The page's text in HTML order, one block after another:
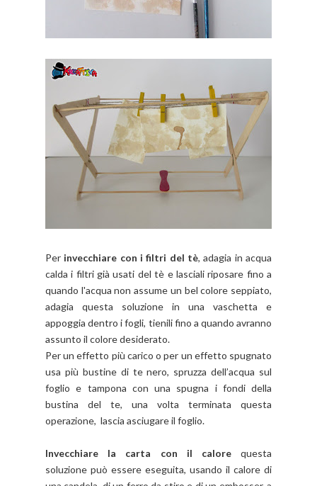
Per invecchiare con i filtri del tè, adagia in acqua
calda i filtri già usati del tè e lasciali riposare fino a
quando l'acqua non assume un bel colore seppiato,
adagia questa soluzione in una vaschetta e
appoggia dentro i fogli, tienili fino a quando avranno
assunto il colore desiderato.
Per un effetto più carico o per un effetto spugnato
usa più bustine di te nero, spruzza dell’acqua sul
foglio e tampona con una spugna i fondi della
bustina del te, una volta terminata questa
operazione, lascia asciugare il foglio.
Invecchiare la carta con il calorequesta
soluzione può essere eseguita, usando il calore di